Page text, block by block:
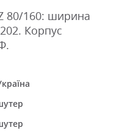
80/160: ширина
Корпус